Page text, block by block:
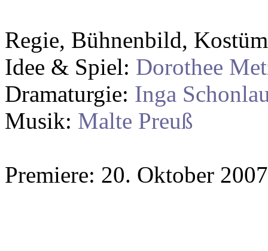
Regie, Bühnenbild,
Idee & Spiel: Dorothee
Dramaturgie: Inga
Musik: Malte Preuß
Premiere: 20. Oktober 2007